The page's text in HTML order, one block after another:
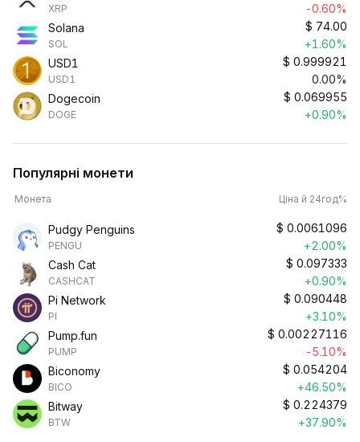
XRP
-0.60%
Solana
SOL
$ 74.00
+1.60%
USD1
USD1
$ 0.999921
0.00%
Dogecoin
DOGE
$ 0.069955
+0.90%
Популярні монети
Монета Ціна й 24год%
Pudgy Penguins
PENGU
$ 0.0061096
+2.00%
Cash Cat
CASHCAT
$ 0.097333
+0.90%
Pi Network
PI
$ 0.090448
+3.10%
Pump.fun
PUMP
$ 0.00227116
-5.10%
Biconomy
BICO
$ 0.054204
+46.50%
Bitway
BTW
$ 0.224379
+37.90%